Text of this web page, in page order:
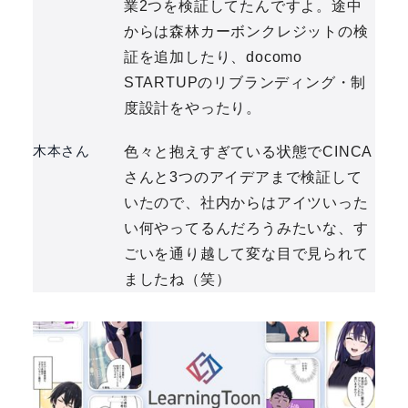
業2つを検証してたんですよ。途中
からは森林カーボンクレジットの検
証を追加したり、docomo
STARTUPのリブランディング・制
度設計をやったり。
木本さん
色々と抱えすぎている状態でCINCA
さんと3つのアイデアまで検証して
いたので、社内からはアイツいった
い何やってるんだろうみたいな、す
ごいを通り越して変な目で見られて
ましたね（笑）